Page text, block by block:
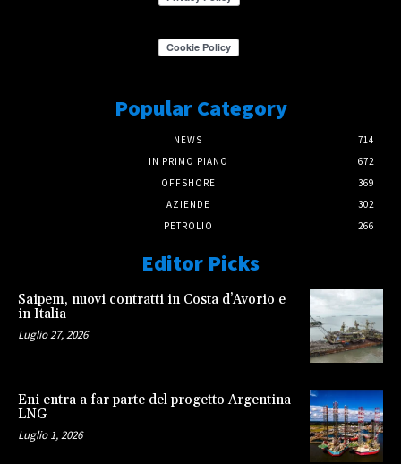
Popular Category
NEWS
714
IN PRIMO PIANO
672
OFFSHORE
369
AZIENDE
302
PETROLIO
266
Editor Picks
Saipem, nuovi contratti in Costa d’Avorio e
in Italia
Luglio 27, 2026
Eni entra a far parte del progetto Argentina
LNG
Luglio 1, 2026